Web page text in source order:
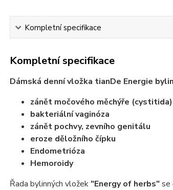
Kompletní specifikace
Kompletní specifikace
Dámská denní vložka tianDe Energie
zánět močového měchýře (cystitida)
bakteriální vaginóza
zánět pochvy, zevního genitálu
eroze děložního čípku
Endometrióza
Hemoroidy
Řada bylinných vložek"Energy of herbs"se